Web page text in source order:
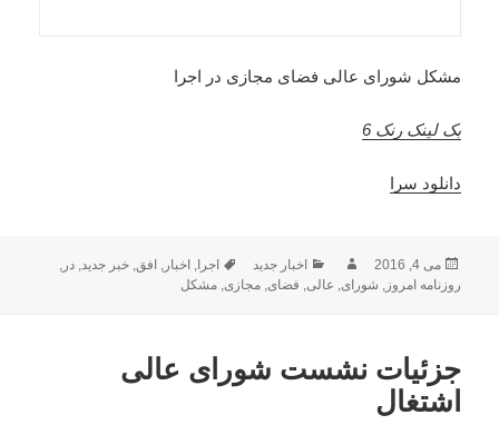
مشکل شورای عالی فضای مجازی در اجرا
بک لینک رنک 6
دانلود سرا
ارسال
شده
می 4, 2016 نویسندهدسته‌ها
اخبار جدید برچسب‌ها
اجرا, اخبار, افق,خبر جدید,در,
روزنامه امروز, شورای, عالی, فضای,مجازی,مشکل
جزئیات نشست شورای عالی
اشتغال